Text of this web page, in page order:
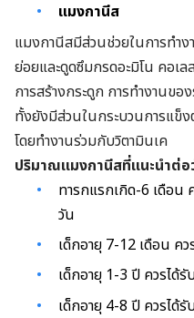
แมงกานีส
แมงกานีสมีส่วนช่วยในการทำ
ย่อยและดูดซึมกรดอะมิโน คอเล
การสร้างกระดูก การทำงานข
ทั้งยังมีส่วนในกระบวนการแข็ง
โดยทำงานร่วมกับวิตามินเค
ปริมาณแมงกานีสที่แนะนำต่อ
ทารกแรกเกิด-6 เดือน
วัน
เด็กอายุ 7-12 เดือน ค
เด็กอายุ 1-3 ปี ควรได้
เด็กอายุ 4-8 ปี ควรได้